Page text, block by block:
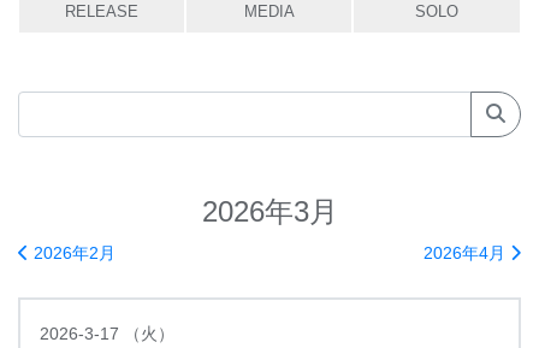
RELEASE MEDIA SOLO
2026年3月
2026年2月 2026年4月
2026-3-17 （火 ）